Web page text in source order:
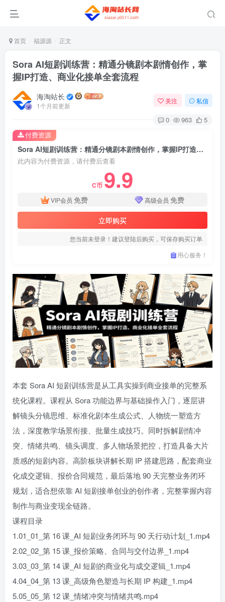
首页 福源源 正文
Sora AI短剧训练营：精通分镜剧本剧情创作，掌
握IP打造、商业化接单全套流程
海淘站长
1个月前更新
关注 私信
0 963 5
Sora AI短剧训练营：精通分镜剧本剧情创作，掌握IP打造、商业化接单全套流程
此内容为付费资源，请付费后查看
C币 9.9
VIP会员 免费 高级会员 免费
立即购买
您当前未登录！建议登陆后购买，可保存购买订单
用心服务！
付费资源
本套 Sora AI 短剧训练营是从工具实操到商业接单的完整系
统化课程。课程从 Sora 功能边界与基础操作入门，逐层讲
解镜头分镜思维、标准化剧本生成公式、人物统一塑造方
法，深度教学场景衔接、批量生成技巧。同时拆解剧情冲
突、情绪共鸣、镜头调度、多人物场景把控，打造具备大片
质感的短剧内容。高阶板块讲解长期 IP 搭建思路，配套商业
化成交逻辑、报价合同规范，最后落地 90 天完整业务闭环
规划，适合想依靠 AI 短剧接单创业的创作者，完整掌握内容
制作与商业变现全链路。
课程目录
1.01_01_第 16 课_AI 短剧业务闭环与 90 天行动计划_1.mp4
2.02_02_第 15 课_报价策略、合同与交付边界_1.mp4
3.03_03_第 14 课_AI 短剧的商业化与成交逻辑_1.mp4
4.04_04_第 13 课_高级角色塑造与长期 IP 构建_1.mp4
5.05_05_第 12 课_情绪冲突与情绪共鸣.mp4